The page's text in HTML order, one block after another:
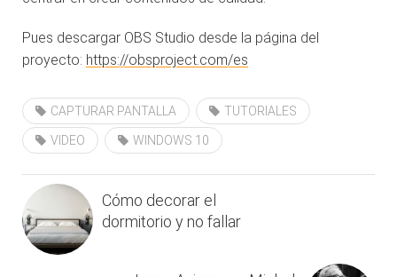
Pues descargar OBS Studio desde la página del
proyecto: https://obsproject.com/es
CAPTURAR PANTALLA TUTORIALES
VIDEO WINDOWS 10
Cómo decorar el
dormitorio y no fallar